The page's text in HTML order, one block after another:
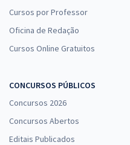
Cursos por Professor
Oficina de Redação
Cursos Online Gratuitos
CONCURSOS PÚBLICOS
Concursos 2026
Concursos Abertos
Editais Publicados